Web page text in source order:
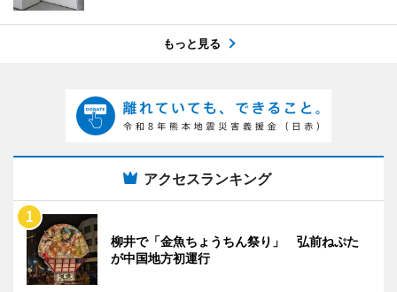
もっと見る
アクセスランキング
柳井で「金魚ちょうちん祭り」 弘前ねぷた
が中国地方初運行